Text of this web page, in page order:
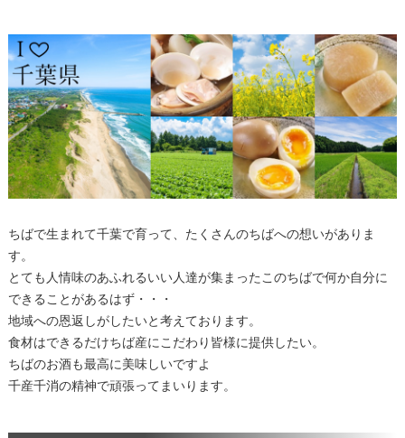
ちばで生まれて千葉で育って、たくさんのちばへの想いがありま
す。
とても人情味のあふれるいい人達が集まったこのちばで何か自分に
できることがあるはず・・・
地域への恩返しがしたいと考えております。
食材はできるだけちば産にこだわり皆様に提供したい。
ちばのお酒も最高に美味しいですよ
千産千消の精神で頑張ってまいります。